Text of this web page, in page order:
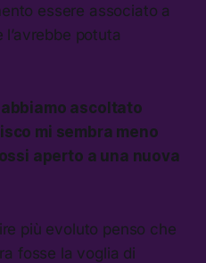
essere associato a
potuta
ascoltato
mi sembra meno
aperto a una nuova
più evoluto penso che
fosse la voglia di